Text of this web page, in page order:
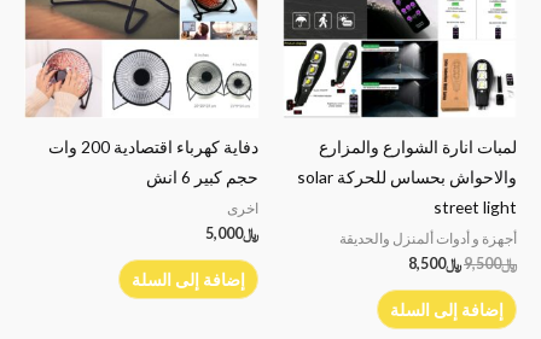
لمبات انارة الشوارع والمزارع
والاحواش بحساس للحركة solar
street light
أجهزة و أدوات ألمنزل والحديقة
﷼9,500﷼8,500
إضافة إلى السلة
دفاية كهرباء اقتصادية 200 وات
حجم كبير 6 انش
اخرى
﷼5,000
إضافة إلى السلة